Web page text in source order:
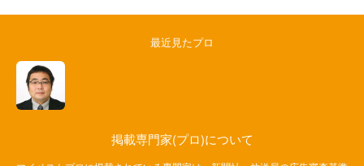
最近見たプロ
掲載専門家(プロ)について